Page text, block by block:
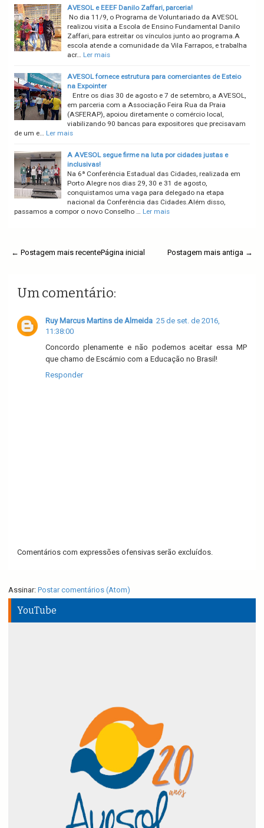
AVESOL e EEEF Danilo Zaffari, parceria!
No dia 11/9, o Programa de Voluntariado da AVESOL
realizou visita a Escola de Ensino Fundamental Danilo
Zaffari, para estreitar os vínculos junto ao programa.A
escola atende a comunidade da Vila Farrapos, e trabalha
acr… Ler mais
AVESOL fornece estrutura para comerciantes de Esteio
na Expointer
Entre os dias 30 de agosto e 7 de setembro, a AVESOL,
em parceria com a Associação Feira Rua da Praia
(ASFERAP), apoiou diretamente o comércio local,
viabilizando 90 bancas para expositores que precisavam
de um e… Ler mais
A AVESOL segue firme na luta por cidades justas e
inclusivas!
Na 6ª Conferência Estadual das Cidades, realizada em
Porto Alegre nos dias 29, 30 e 31 de agosto,
conquistamos uma vaga para delegado na etapa
nacional da Conferência das Cidades.Além disso,
passamos a compor o novo Conselho … Ler mais
← Postagem mais recente Postagem mais antiga →
Página inicial
Um comentário:
Ruy Marcus Martins de Almeida 25 de set. de 2016,
11:38:00
Concordo plenamente e não podemos aceitar essa MP
que chamo de Escárnio com a Educação no Brasil!
Responder
Comentários com expressões ofensivas serão excluídos.
Assinar: Postar comentários (Atom)
YouTube